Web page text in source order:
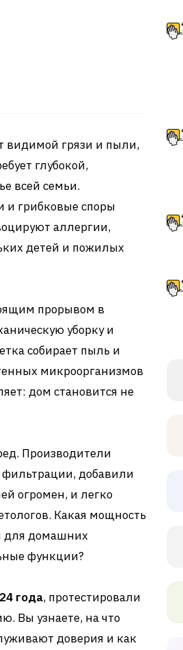
видимой грязи и пыли,
глубокой,
всей семьи.
и грибковые споры
аллергии,
детей и пожилых
прорывом в
уборку и
собирает пыль и
микроорганизмов
дом становится не
Производители
добавили
огромен, и легко
Какая мощность
для домашних
функции?
года, протестировали
Вы узнаете, на что
доверия и как